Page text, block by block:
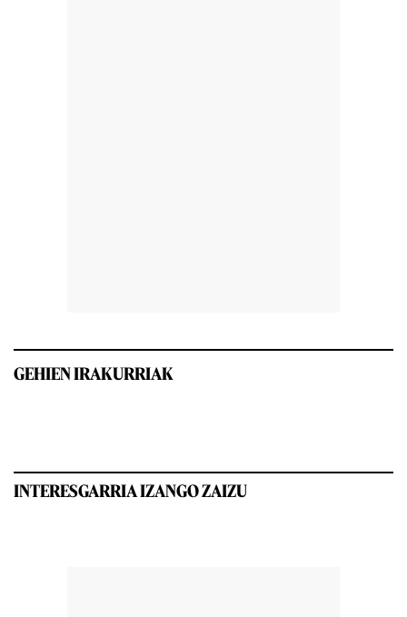
GEHIEN IRAKURRIAK
INTERESGARRIA IZANGO ZAIZU